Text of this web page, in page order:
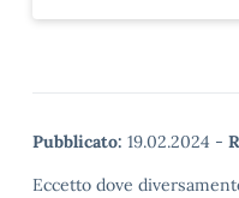
Pubblicato: 19.02.2024 -
Eccetto dove